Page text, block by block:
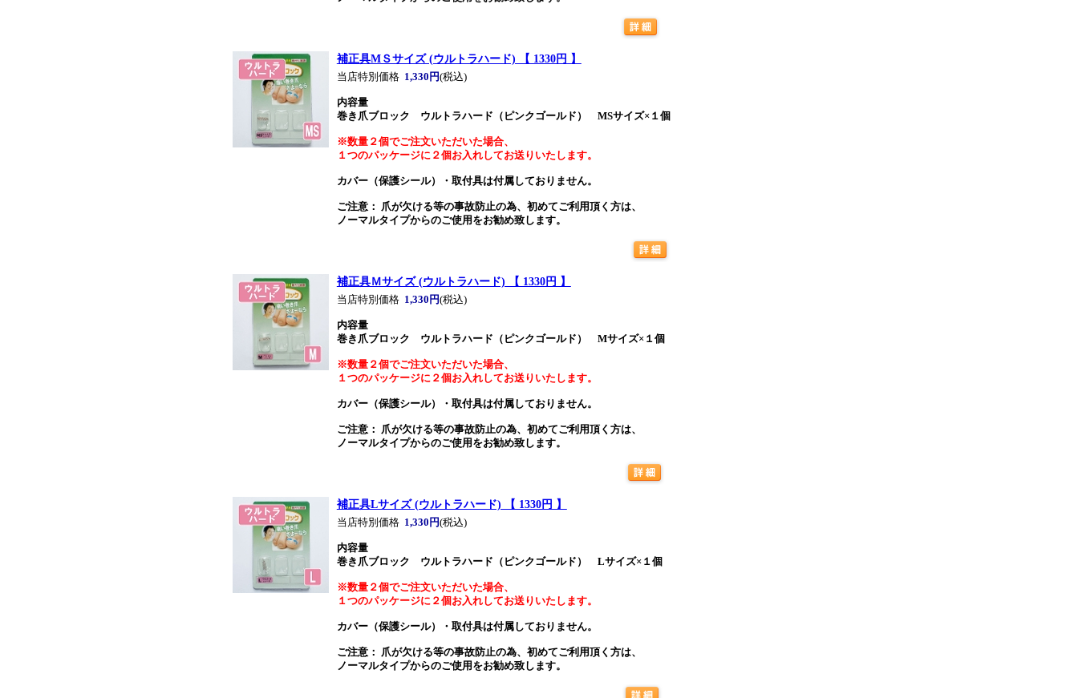
補正具MＳサイズ (ウルトラハード) 【 1330円 】
当店特別価格 1,330円(税込)
内容量
巻き爪ブロック ウルトラハード（ピンクゴールド） MSサイズ×１個
※数量２個でご注文いただいた場合、
１つのパッケージに２個お入れしてお送りいたします。
カバー（保護シール）・取付具は付属しておりません。
ご注意： 爪が欠ける等の事故防止の為、初めてご利用頂く方は、
ノーマルタイプからのご使用をお勧め致します。
補正具Ｍサイズ (ウルトラハード) 【 1330円 】
当店特別価格 1,330円(税込)
内容量
巻き爪ブロック ウルトラハード（ピンクゴールド） Mサイズ×１個
※数量２個でご注文いただいた場合、
１つのパッケージに２個お入れしてお送りいたします。
カバー（保護シール）・取付具は付属しておりません。
ご注意： 爪が欠ける等の事故防止の為、初めてご利用頂く方は、
ノーマルタイプからのご使用をお勧め致します。
補正具Lサイズ (ウルトラハード) 【 1330円 】
当店特別価格 1,330円(税込)
内容量
巻き爪ブロック ウルトラハード（ピンクゴールド） Lサイズ×１個
※数量２個でご注文いただいた場合、
１つのパッケージに２個お入れしてお送りいたします。
カバー（保護シール）・取付具は付属しておりません。
ご注意： 爪が欠ける等の事故防止の為、初めてご利用頂く方は、
ノーマルタイプからのご使用をお勧め致します。